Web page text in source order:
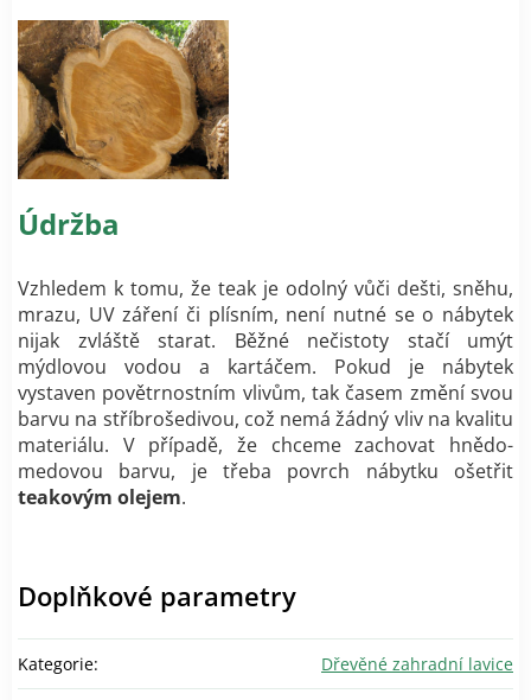
Údržba
Vzhledem k tomu, že teak je odolný vůči dešti, sněhu,
mrazu, UV záření či plísním, není nutné se o nábytek
nijak zvláště starat. Běžné nečistoty stačí umýt
mýdlovou vodou a kartáčem. Pokud je nábytek
vystaven povětrnostním vlivům, tak časem změní svou
barvu na stříbrošedivou, což nemá žádný vliv na kvalitu
materiálu. V případě, že chceme zachovat hnědo-
medovou barvu, je třeba povrch nábytku ošetřit
teakovým olejem.
Doplňkové parametry
Kategorie: Dřevěné zahradní lavice